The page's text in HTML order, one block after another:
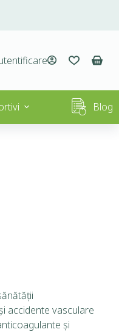
Blog
accidente vasculare
și